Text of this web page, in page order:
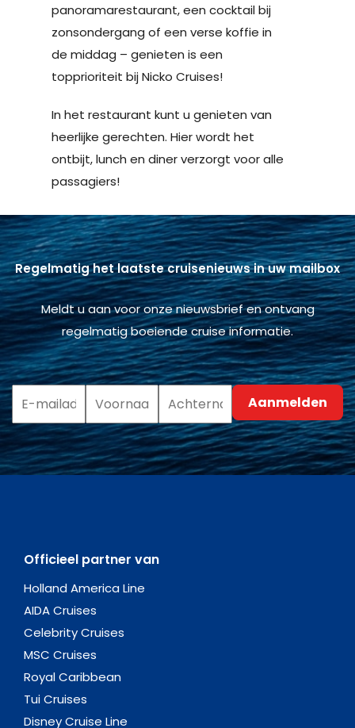
panoramarestaurant, een cocktail bij
zonsondergang of een verse koffie in
de middag – genieten is een
topprioriteit bij Nicko Cruises!
In het restaurant kunt u genieten van
heerlijke gerechten. Hier wordt het
ontbijt, lunch en diner verzorgt voor alle
passagiers!
Regelmatig het laatste cruisenieuws in uw mailbox
Meldt u aan voor onze nieuwsbrief en ontvang
regelmatig boeiende cruise informatie.
Officieel partner van
Holland America Line
AIDA Cruises
Celebrity Cruises
MSC Cruises
Royal Caribbean
Tui Cruises
Disney Cruise Line